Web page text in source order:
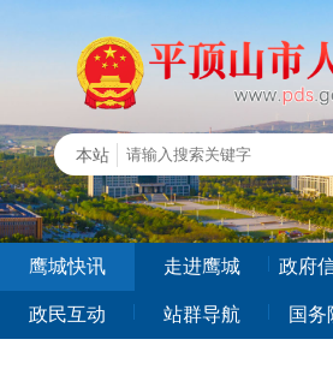
鹰城快讯 走进鹰城 政府
政民互动 站群导航 国务